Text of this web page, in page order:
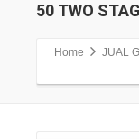
50 TWO
Home
JUAL